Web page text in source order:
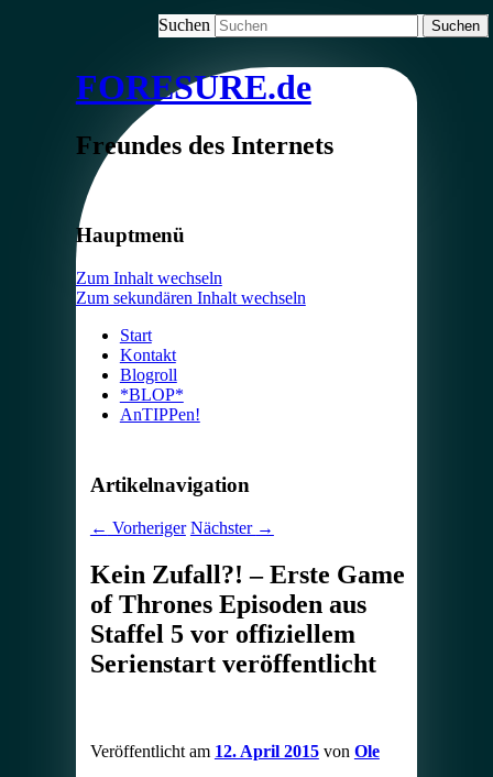
FORESURE.de
Freundes des Internets
Suchen
Hauptmenü
Zum Inhalt wechseln
Zum sekundären Inhalt wechseln
Start
Kontakt
Blogroll
*BLOP*
AnTIPPen!
Artikelnavigation
← Vorheriger Nächster →
Kein Zufall?! – Erste Game
of Thrones Episoden aus
Staffel 5 vor offiziellem
Serienstart veröffentlicht
Veröffentlicht am 12. April 2015 von Ole